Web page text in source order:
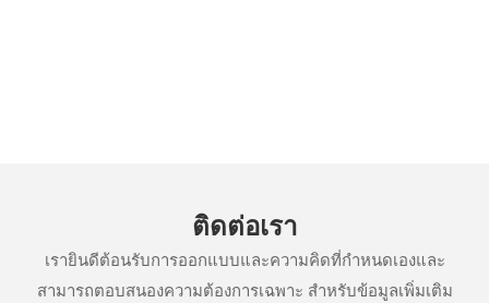
ติดต่อเรา
เรายินดีต้อนรับการออกแบบและความคิดที่กำหนดเองและ
สามารถตอบสนองความต้องการเฉพาะ สำหรับข้อมูลเพิ่มเติม